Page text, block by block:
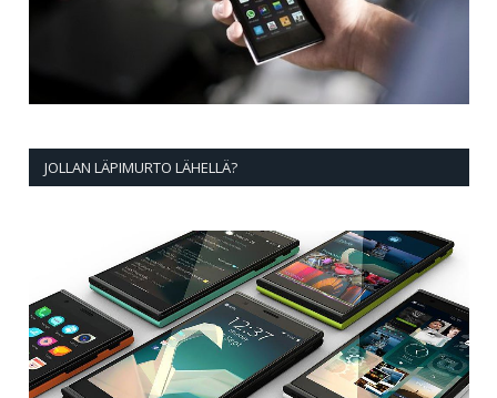
JOLLAN LÄPIMURTO LÄHELLÄ?